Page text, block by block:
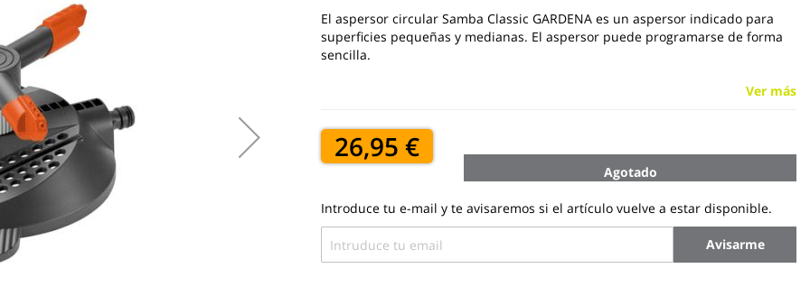
El aspersor circular Samba Classic GARDENA es un aspersor indicado para
superficies pequeñas y medianas. El aspersor puede programarse de forma
sencilla.
Ver más
26,95 €
Agotado
Introduce tu e-mail y te avisaremos si el artículo vuelve a estar disponible.
Avisarme